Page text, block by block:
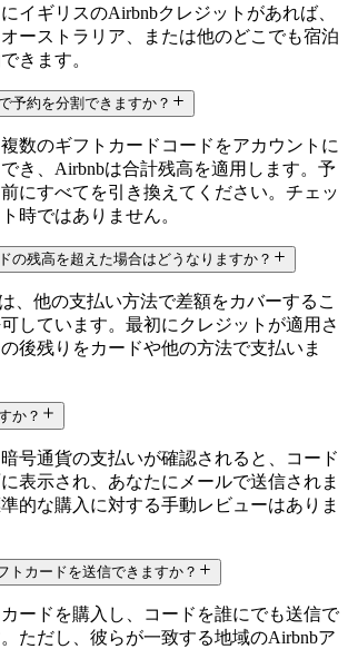
イギリスのAirbnbクレジットがあれば、
ーストラリア、または他のどこでも宿泊
きます。
予約を分割できますか？
数のギフトカードコードをアカウントに
き、Airbnbは合計残高を適用します。予
にすべてを引き換えてください。チェッ
時ではありません。
の残高を超えた場合はどうなりますか？
、他の支払い方法で差額をカバーするこ
しています。最初にクレジットが適用さ
後残りをカードや他の方法で支払いま
か？
号通貨の支払いが確認されると、コード
表示され、あなたにメールで送信されま
的な購入に対する手動レビューはありま
トカードを送信できますか？
ードを購入し、コードを誰にでも送信で
ただし、彼らが一致する地域のAirbnbア